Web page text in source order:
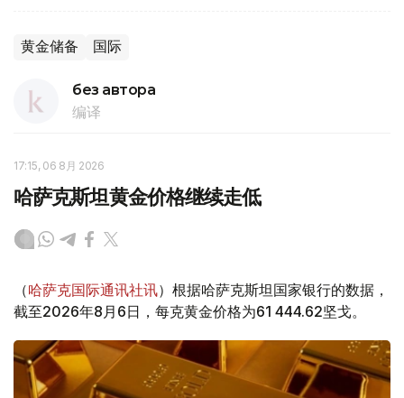
黄金储备 国际
без автора
编译
17:15, 06 8月 2026
哈萨克斯坦黄金价格继续走低
（哈萨克国际通讯社讯）根据哈萨克斯坦国家银行的数据，
截至2026年8月6日，每克黄金价格为61 444.62坚戈。